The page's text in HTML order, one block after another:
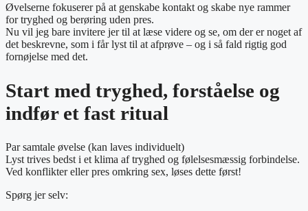
Øvelserne fokuserer på at genskabe kontakt og skabe nye rammer
for tryghed og berøring uden pres.
Nu vil jeg bare invitere jer til at læse videre og se, om der er noget af
det beskrevne, som i får lyst til at afprøve – og i så fald rigtig god
fornøjelse med det.
Start med tryghed, forståelse og
indfør et fast ritual
Par samtale øvelse (kan laves individuelt)
Lyst trives bedst i et klima af tryghed og følelsesmæssig forbindelse.
Ved konflikter eller pres omkring sex, løses dette først!
Spørg jer selv: